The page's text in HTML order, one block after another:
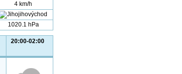
4 km/h
1020.1 hPa
20:00-02:00